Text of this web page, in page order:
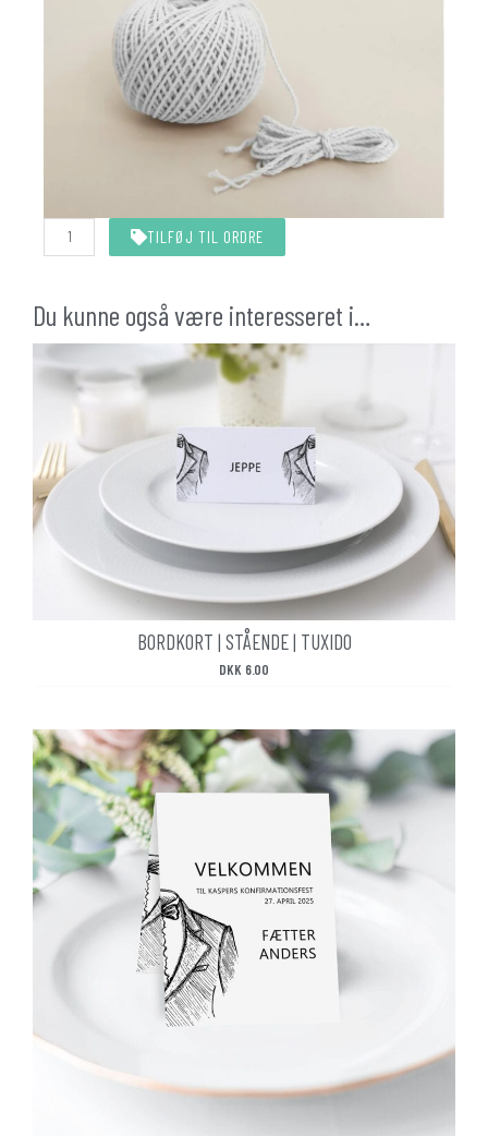
TILFØJ TIL ORDRE
Du kunne også være interesseret i…
BORDKORT | STÅENDE | TUXIDO
DKK 6.00